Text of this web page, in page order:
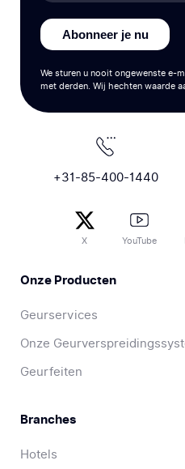
Abonneer je nu
We sturen u nooit ongewenste e-
met derden. Wij hechten waarde
+31-85-400-1440
X YouTube
Onze Producten
Geurservices
Onze
Geurfeiten
Branches
Hotels